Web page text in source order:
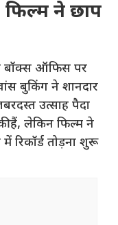
फिल्म ने छाप
बॉक्स ऑफिस पर
बुकिंग ने शानदार
उत्साह पैदा
हैं, लेकिन फिल्म ने
रिकॉर्ड तोड़ना शुरू